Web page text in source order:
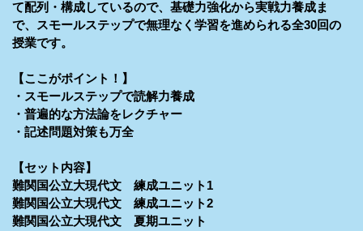
て配列・構成しているので、基礎力強化から実戦力養成ま
で、スモールステップで無理なく学習を進められる全30回の
授業です。
【ここがポイント！】
・スモールステップで読解力養成
・普遍的な方法論をレクチャー
・記述問題対策も万全
【セット内容】
難関国公立大現代文 練成ユニット1
難関国公立大現代文 練成ユニット2
難関国公立大現代文 夏期ユニット